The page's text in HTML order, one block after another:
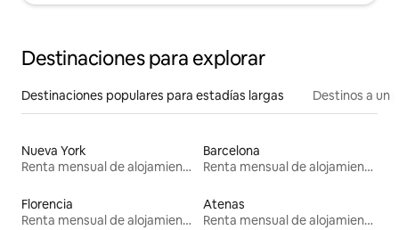
Destinaciones para explorar
Destinaciones populares para estadías largas Destinos a un
Nueva York
Renta mensual de alojamientos
Barcelona
Renta mensual de alojamientos
Florencia
Renta mensual de alojamientos
Atenas
Renta mensual de alojamientos